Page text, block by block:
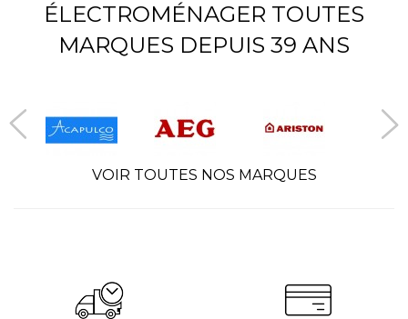
ÉLECTROMÉNAGER TOUTES
MARQUES DEPUIS 39 ANS
VOIR TOUTES NOS MARQUES